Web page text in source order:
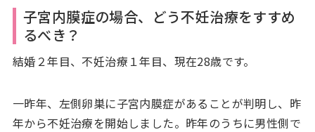
子宮内膜症の場合、どう不妊治療をすすめ
るべき？
結婚２年目、不妊治療１年目、現在28歳です。
一昨年、左側卵巣に子宮内膜症があることが判明し、昨
年から不妊治療を開始しました。昨年のうちに男性側で